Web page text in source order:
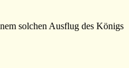
solchen Ausflug des Königs